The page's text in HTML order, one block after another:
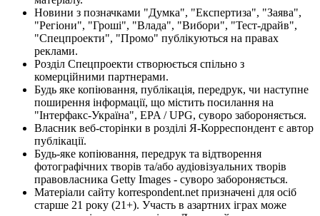
Новини з позначками "Думка", "Експертиза", "Заява",
"Регіони", "Гроші", "Влада", "Вибори", "Тест-драйв",
"Спецпроекти", "Промо" публікуються на правах
реклами.
Розділ Спецпроекти створюється спільно з
комерційними партнерами.
Будь яке копіювання, публікація, передрук, чи наступне
поширення інформації, що містить посилання на
"Інтерфакс-Україна", EPA / UPG, суворо забороняється.
Власник веб-сторінки в розділі Я-Корреспондент є автор
публікації.
Будь-яке копіювання, передрук та відтворення
фотографічних творів та/або аудіовізуальних творів
правовласника Getty Images - суворо забороняється.
Матеріали сайту korrespondent.net призначені для осіб
старше 21 року (21+). Участь в азартних іграх може